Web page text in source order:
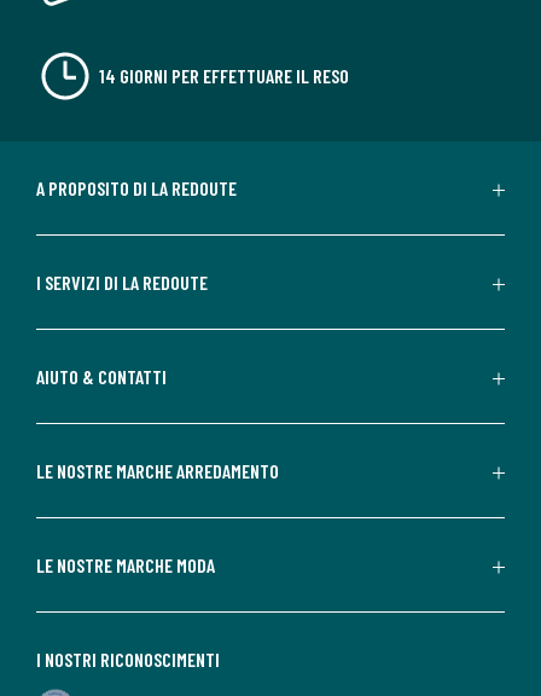
14 GIORNI PER EFFETTUARE IL RESO
A PROPOSITO DI LA REDOUTE
I SERVIZI DI LA REDOUTE
AIUTO & CONTATTI
LE NOSTRE MARCHE ARREDAMENTO
LE NOSTRE MARCHE MODA
I NOSTRI RICONOSCIMENTI